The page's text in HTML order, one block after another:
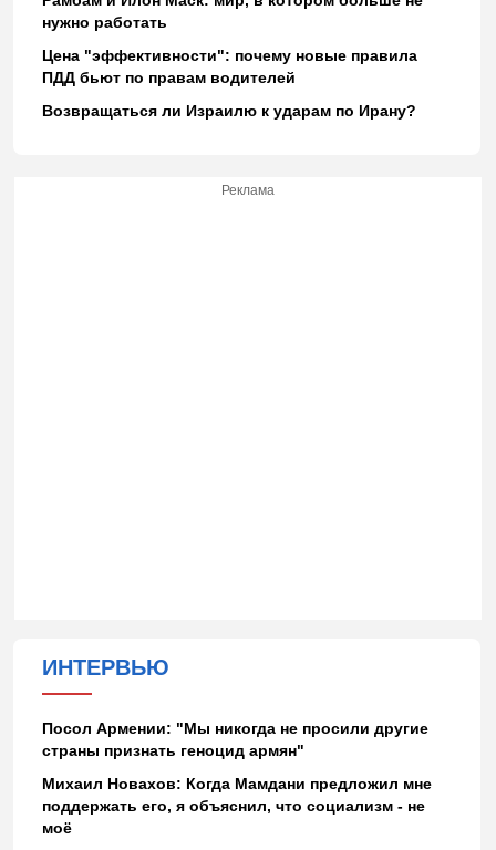
нужно работать
Цена "эффективности": почему новые правила
ПДД бьют по правам водителей
Возвращаться ли Израилю к ударам по Ирану?
Реклама
ИНТЕРВЬЮ
Посол Армении: "Мы никогда не просили другие
страны признать геноцид армян"
Михаил Новахов: Когда Мамдани предложил мне
поддержать его, я объяснил, что социализм - не
моё